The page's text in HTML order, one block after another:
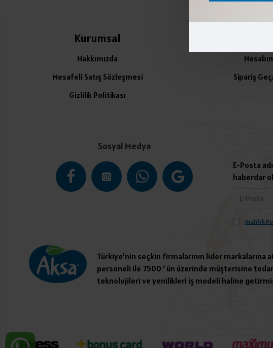
Kurumsal
Hakkımızda
Mesafeli Satış Sözleşmesi
Gizlilik Politikası
Sipariş
Sosyal Medya
E-Posta
haberdar
Gizlilik
Türkiye’nin seçkin firmalarının lider markalarına
personeli ile 7500 ‘ ün üzerinde müşterisine
teknolojileri ve yenilikleri iş modeli haline